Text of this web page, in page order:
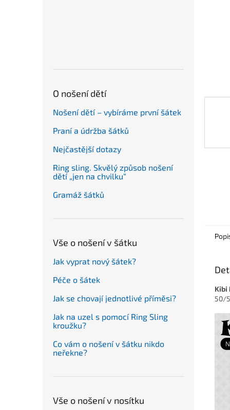
O nošení dětí
Nošení dětí – vybíráme první šátek
Praní a údržba šátků
Nejčastější dotazy
Ring sling. Skvělý způsob nošení
dětí „jen na chvilku“
Gramáž šátků
Vše o nošení v šátku
Jak vyprat nový šátek?
Péče o šátek
Jak se chovají jednotlivé příměsi?
Jak na uzel s pomocí Ring Sling
kroužku?
Co vám o nošení v šátku nikdo
neřekne?
Vše o nošení v nosítku
Kibi
50/